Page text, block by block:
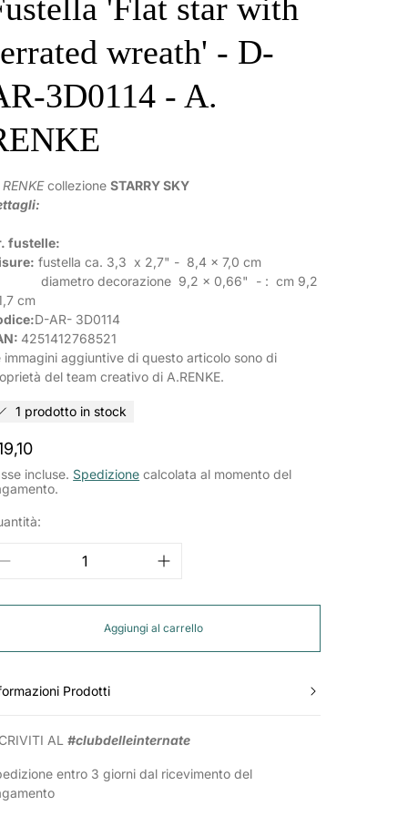
'Flat star with
wreath' - D-
3D0114 - A.
collezioneSTARRY SKY
fustelle:
fustella ca. 3,3 x 2,7" - 8,4 x 7,0 cm
decorazione 9,2 x 0,66" - : cm 9,2
cm
D-AR- 3D0114
4251412768521
immagini aggiuntive di questo articolo sono di
del team creativo di A.RENKE.
1 prodotto in stock
incluse. Spedizione calcolata al momento del
Aggiungi al carrello
Prodotti
AL#clubdelleinternate
entro 3 giorni dal ricevimento del